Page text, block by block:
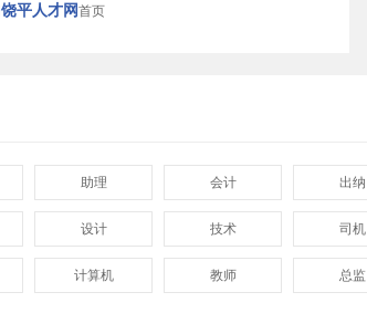
饶平人才网首页
助理 会计 出纳
设计 技术 司机
计算机 教师 总监